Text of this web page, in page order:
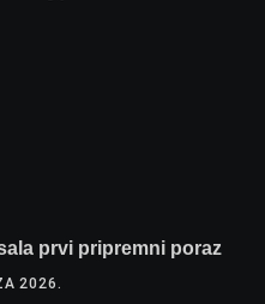
prvi pripremni poraz
2026.